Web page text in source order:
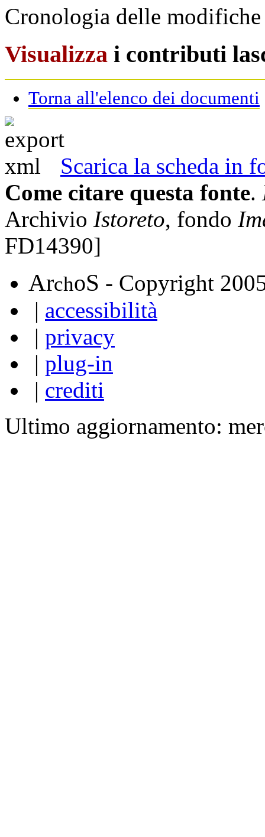
Cronologia delle
Visualizza i contributi
Torna all'elenco dei documenti
Scarica la scheda in
Come citare questa fonte.
Archivio Istoreto, fondo
FD14390]
ArchoS - Copyright
| accessibilità
| privacy
| plug-in
| crediti
Ultimo aggiornamento: